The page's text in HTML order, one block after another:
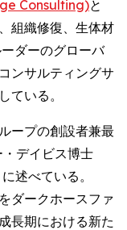
Consulting)と
組織修復、生体材
ダーのグローバ
ンサルティングサ
ている。
ープの創設者兼最
デイビス博士
述べている。
ダークホースファ
長期における新た